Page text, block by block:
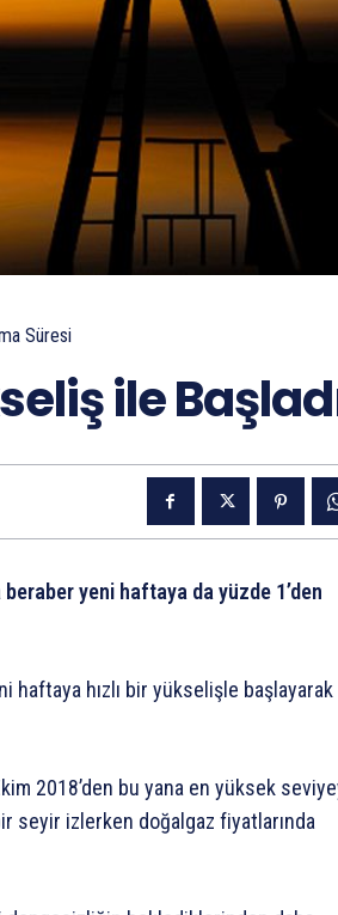
Süresi
ile
yeni haftaya da yüzde 1’den
hızlı bir yükselişle başlayarak
2018’den bu yana en yüksek
seyir izlerken doğalgaz fiyatlarında